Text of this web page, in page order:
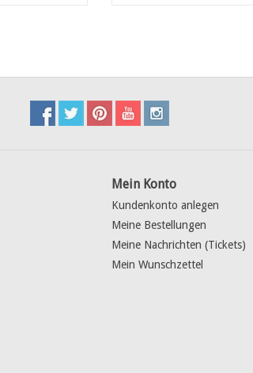
Mein Konto
Kundenkonto anlegen
Meine Bestellungen
Meine Nachrichten (Tickets)
Mein Wunschzettel